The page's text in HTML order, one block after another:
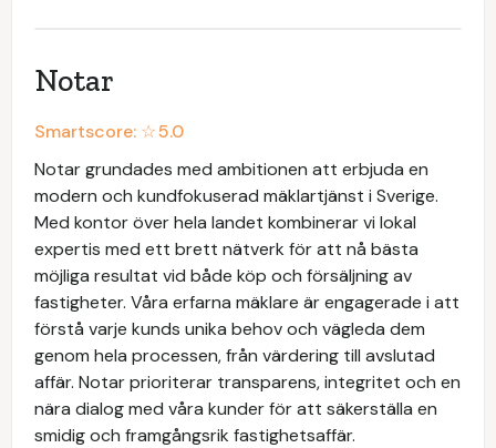
Notar
Smartscore: ☆5.0
Notar grundades med ambitionen att erbjuda en
modern och kundfokuserad mäklartjänst i Sverige.
Med kontor över hela landet kombinerar vi lokal
expertis med ett brett nätverk för att nå bästa
möjliga resultat vid både köp och försäljning av
fastigheter. Våra erfarna mäklare är engagerade i att
förstå varje kunds unika behov och vägleda dem
genom hela processen, från värdering till avslutad
affär. Notar prioriterar transparens, integritet och en
nära dialog med våra kunder för att säkerställa en
smidig och framgångsrik fastighetsaffär.